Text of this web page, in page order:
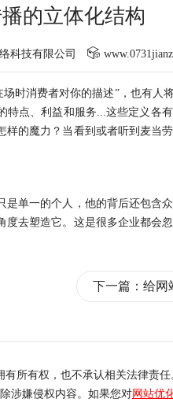
的立体化结构
科技有限公司
消费者对你的描述”，也有人
点、利益和服务...这些定义各
的魔力？当看到或者听到麦当
单一的个人，他的背后还包含
去塑造它。这是很多企业都会
下一篇： 给网
所有权，也不承认相关法律责
涉嫌侵权内容。如果您对网站优